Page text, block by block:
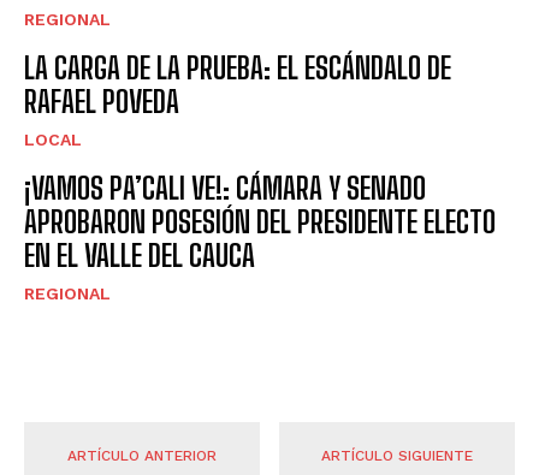
REGIONAL
LA CARGA DE LA PRUEBA: EL ESCÁNDALO DE
RAFAEL POVEDA
LOCAL
¡VAMOS PA’CALI VE!: CÁMARA Y SENADO
APROBARON POSESIÓN DEL PRESIDENTE ELECTO
EN EL VALLE DEL CAUCA
REGIONAL
ARTÍCULO ANTERIOR ARTÍCULO SIGUIENTE